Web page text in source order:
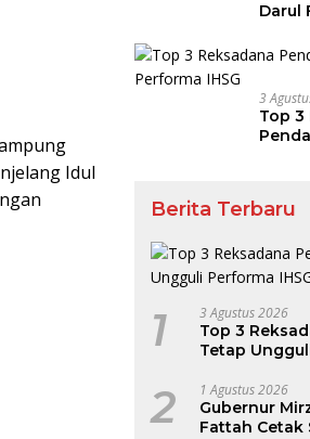
Idul
Darul
3
Top 3
Berita Terbaru
1 3 Agustus 2026
Top 3
Tetap
2 1 Agustus 2026
Gubernur
Fattah Cetak